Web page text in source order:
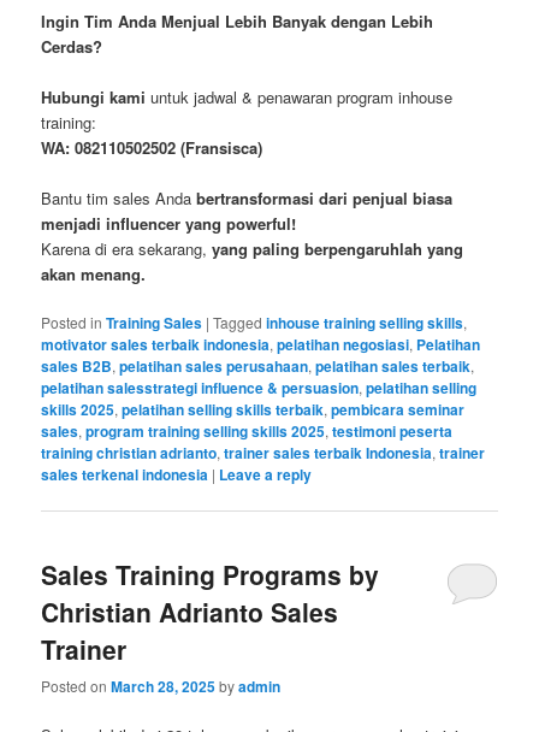
Ingin Tim Anda Menjual Lebih Banyak dengan Lebih
Cerdas?
Hubungi kami untuk jadwal & penawaran program inhouse
training:
WA: 082110502502 (Fransisca)
Bantu tim sales Andabertransformasi dari penjual biasa
menjadi influencer yang powerful!
Karena di era sekarang,yang paling berpengaruhlah yang
akan menang.
Posted in Training Sales |Tagged inhouse training selling skills,
motivator sales terbaik indonesia,pelatihan negosiasi, Pelatihan
sales B2B,pelatihan sales perusahaan,pelatihan sales terbaik,
pelatihan salesstrategi influence & persuasion,pelatihan selling
skills 2025,pelatihan selling skills terbaik,pembicara seminar
sales,program training selling skills 2025,testimoni peserta
training christian adrianto,trainer sales terbaik Indonesia,trainer
sales terkenal indonesia | Leave a reply
Sales Training Programs by
Christian Adrianto Sales
Trainer
Posted onMarch 28, 2025byadmin